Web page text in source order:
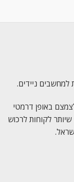
למחשבים ניידים.
באופן דרמטי
לקוחות לרכוש